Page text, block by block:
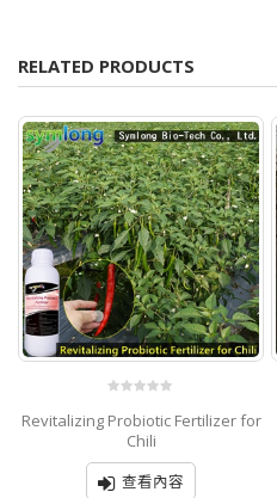
RELATED PRODUCTS
out
Revitalizing Probiotic Fertilizer for
Chili
查看內容